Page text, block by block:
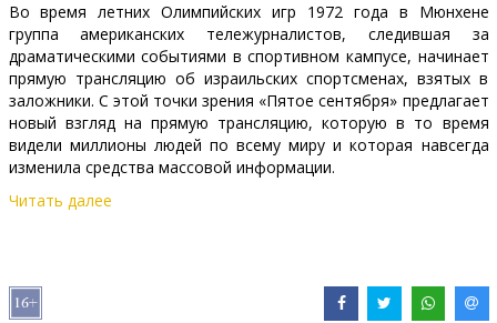
Во время летних Олимпийских игр 1972 года в Мюнхене
группа американских тележурналистов, следившая за
драматическими событиями в спортивном кампусе, начинает
прямую трансляцию об израильских спортсменах, взятых в
заложники. С этой точки зрения «Пятое сентября» предлагает
новый взгляд на прямую трансляцию, которую в то время
видели миллионы людей по всему миру и которая навсегда
изменила средства массовой информации.
Фильм на английском и немецком языках с субтитрами на
Дистрибьютор:
Latvian Theatrical Distribution
Читать далее